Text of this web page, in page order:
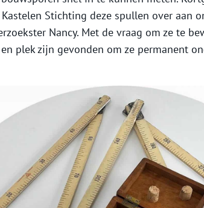
Stichting deze spullen over aan
Nancy. Met de vraag om ze te
plek zijn gevonden om ze permanent